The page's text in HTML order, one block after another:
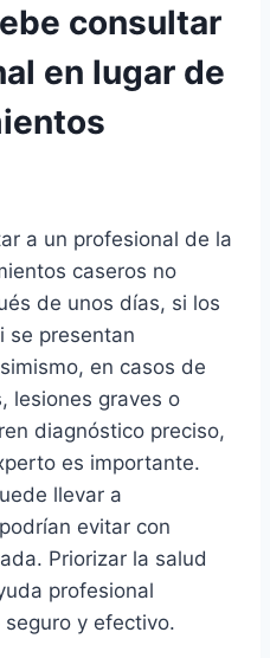
consultar
en lugar de
a un profesional de la
caseros no
de unos días, si los
se presentan
en casos de
lesiones graves o
diagnóstico preciso,
es importante.
llevar a
evitar con
Priorizar la salud
profesional
y efectivo.